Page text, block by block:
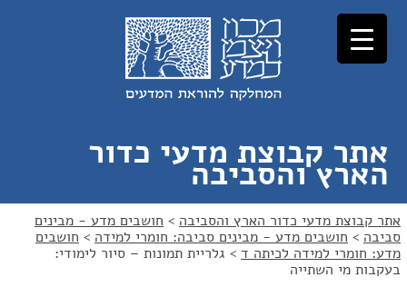
לתוכן
לניווט
אתר קבוצת מדעי כדור
הארץ והסביבה
אתר קבוצת מדעי כדור הארץ והסביבה > חושבים מדע - מבינים
סביבה > חושבים מדע - מבינים סביבה: חומרי למידה > חושבים
מדע: חומרי למידה לכיתה ד > גלריית תמונות – סיור לימודי:
בעקבות מי השתייה